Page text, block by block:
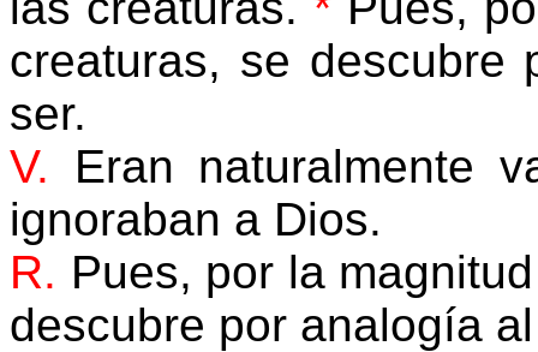
creaturas, se
ser.
V. Eran naturalmente
ignoraban a Dios.
R. Pues, por la
descubre por analogía